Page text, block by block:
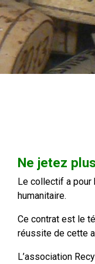
Ne jetez
Le collectif a pour
humanitaire.
Ce contrat est le
réussite de cette
L’association